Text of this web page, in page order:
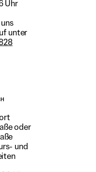
Uhr
unter
oder
und